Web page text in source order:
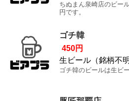
ちぬまん泉崎店のビー
円です。
ゴチ韓
450円
生ビール（銘柄不明
ゴチ韓のビールは生ビ